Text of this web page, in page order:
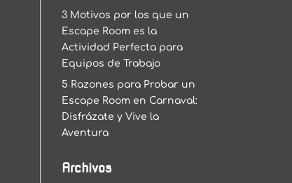
3 Motivos por los que un
Escape Room es la
Actividad Perfecta para
Equipos de Trabajo
5 Razones para Probar un
Escape Room en Carnaval:
Disfrázate y Vive la
Aventura
Archivos